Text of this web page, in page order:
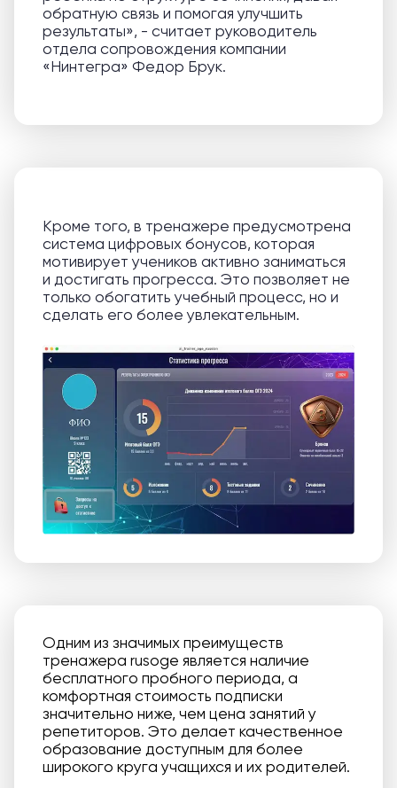
обратную связь и помогая улучшить
результаты», - считает руководитель
отдела сопровождения компании
«Нинтегра» Федор Брук.
Кроме того, в тренажере предусмотрена
система цифровых бонусов, которая
мотивирует учеников активно заниматься
и достигать прогресса. Это позволяет не
только обогатить учебный процесс, но и
сделать его более увлекательным.
Одним из значимых преимуществ
тренажера rusoge является наличие
бесплатного пробного периода, а
комфортная стоимость подписки
значительно ниже, чем цена занятий у
репетиторов. Это делает качественное
образование доступным для более
широкого круга учащихся и их родителей.